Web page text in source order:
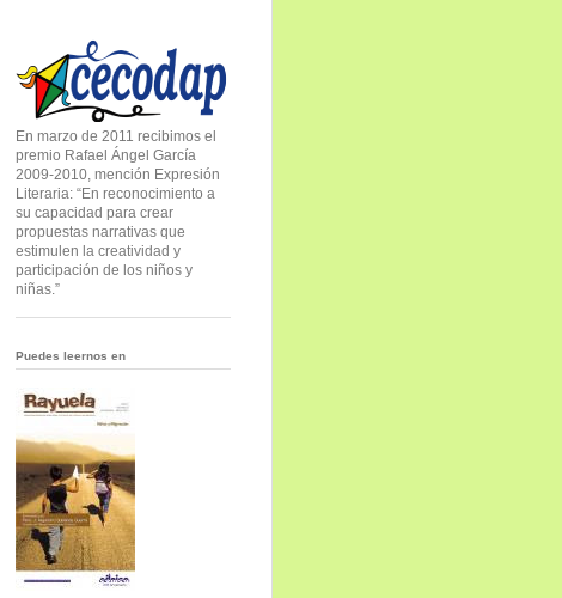
En marzo de 2011 recibimos el
premio Rafael Ángel García
2009-2010, mención Expresión
Literaria: “En reconocimiento a
su capacidad para crear
propuestas narrativas que
estimulen la creatividad y
participación de los niños y
niñas.”
Puedes leernos en